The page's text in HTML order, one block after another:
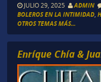
JULIO 29, 2025 ADMIN
BOLEROS EN LA INTIMIDAD,
OTROS TEMAS MÁS...
Enríque Chía &